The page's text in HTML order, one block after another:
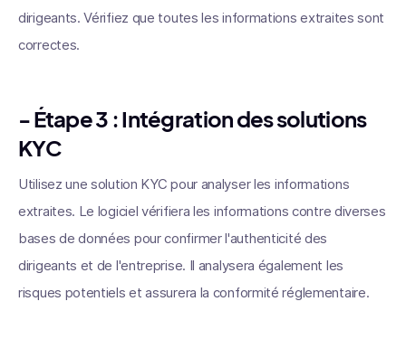
dirigeants. Vérifiez que toutes les informations extraites sont
correctes.
- Étape 3 :Intégration des solutions
KYC
Utilisez une solution KYC pour analyser les informations
extraites. Le logiciel vérifiera les informations contre diverses
bases de données pour confirmer l'authenticité des
dirigeants et de l'entreprise. Il analysera également les
risques potentiels et assurera la conformité réglementaire.